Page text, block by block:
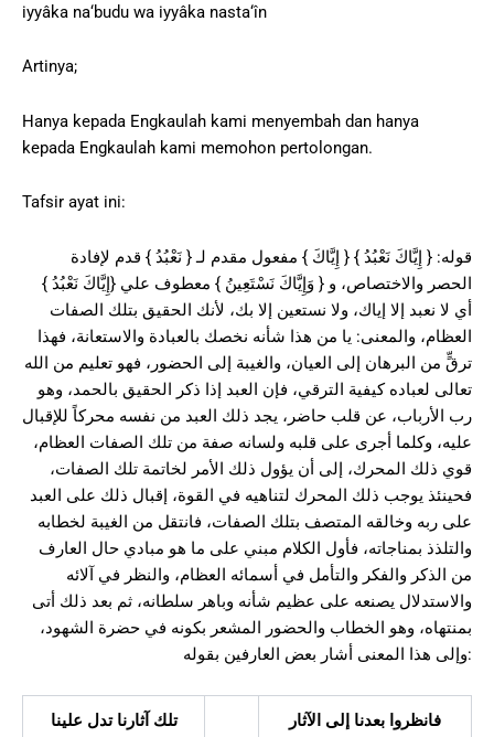
iyyâka na‘budu wa iyyâka nasta‘în
Artinya;
Hanya kepada Engkaulah kami menyembah dan hanya
kepada Engkaulah kami memohon pertolongan.
Tafsir ayat ini:
الحصر والاختصاص، و { وَإِيَّاكَ نَسْتَعِينُ } معطوف علي {إِيَّاكَ نَعْبُدُ }
أي لا نعبد إلا إياك، ولا نستعين إلا بك، لأنك الحقيق بتلك الصفات
العظام، والمعنى: يا من هذا شأنه نخصك بالعبادة والاستعانة، فهذا
ترقٍّ من البرهان إلى العيان، والغيبة إلى الحضور، فهو تعليم من الله
تعالى لعباده كيفية الترقي، فإن العبد إذا ذكر الحقيق بالحمد، وهو
رب الأرباب، عن قلب حاضر، يجد ذلك العبد من نفسه محركاً للإقبال
عليه، وكلما أجرى على قلبه ولسانه صفة من تلك الصفات العظام،
قوي ذلك المحرك، إلى أن يؤول ذلك الأمر لخاتمة تلك الصفات،
فحينئذ يوجب ذلك المحرك لتناهيه في القوة، إقبال ذلك على العبد
على ربه وخالقه المتصف بتلك الصفات، فانتقل من الغيبة لخطابه
والتلذذ بمناجاته، فأول الكلام مبني على ما هو مبادي حال العارف
من الذكر والفكر والتأمل في أسمائه العظام، والنظر في آلائه
والاستدلال يصنعه على عظيم شأنه وباهر سلطانه، ثم بعد ذلك أتى
بمنتهاه، وهو الخطاب والحضور المشعر بكونه في حضرة الشهود،
وإلى هذا المعنى أشار بعض العارفين بقوله:
تلك آثارنا تدل علينا فانظروا بعدنا إلى الآثار